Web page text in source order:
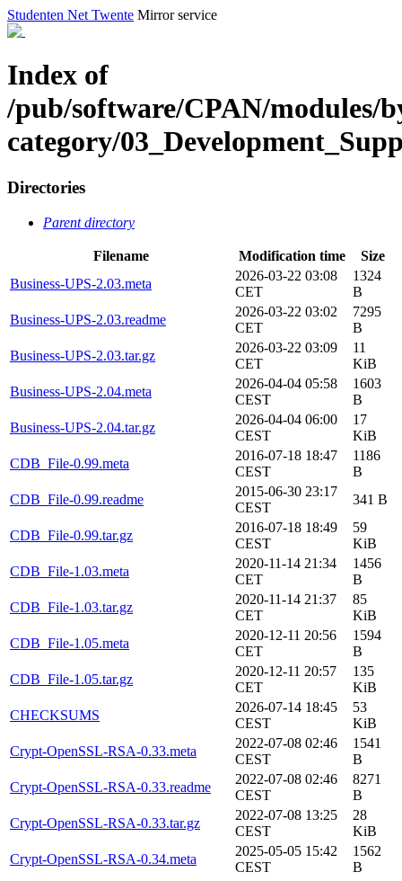
Studenten Net Twente Mirror service
Index of
/pub/software/CPAN/modules/
category/
Directories
Parent directory
Filename Modification time
Size
Business-UPS-2.03.meta
2026-03-22 03:08
CET
1324
B
Business-UPS-2.03.readme
2026-03-22 03:02
CET
7295
B
Business-UPS-2.03.tar.gz
2026-03-22 03:09
CET
11
KiB
Business-UPS-2.04.meta
2026-04-04 05:58
CEST
1603
B
Business-UPS-2.04.tar.gz
2026-04-04 06:00
CEST
17
KiB
CDB_File-0.99.meta
2016-07-18 18:47
CEST
1186
B
CDB_File-0.99.readme
2015-06-30 23:17
CEST
341 B
CDB_File-0.99.tar.gz
2016-07-18 18:49
CEST
59
KiB
CDB_File-1.03.meta
2020-11-14 21:34
CET
1456
B
CDB_File-1.03.tar.gz
2020-11-14 21:37
CET
85
KiB
CDB_File-1.05.meta
2020-12-11 20:56
CET
1594
B
CDB_File-1.05.tar.gz
2020-12-11 20:57
CET
135
KiB
CHECKSUMS
2026-07-14 18:45
CEST
53
KiB
Crypt-OpenSSL-RSA-0.33.meta
2022-07-08 02:46
CEST
1541
B
Crypt-OpenSSL-RSA-0.33.readme
2022-07-08 02:46
CEST
8271
B
Crypt-OpenSSL-RSA-0.33.tar.gz
2022-07-08 13:25
CEST
28
KiB
Crypt-OpenSSL-RSA-0.34.meta
2025-05-05 15:42
CEST
1562
B